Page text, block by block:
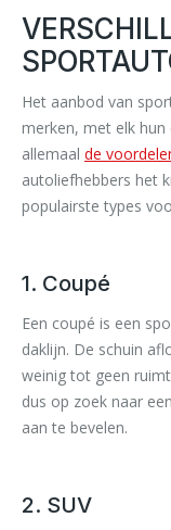
Het aanbod van
merken, met elk hun
allemaal de
autoliefhebbers het
populairste types
1. Coupé
Een coupé is een
daklijn. De schuin
weinig tot geen
dus op zoek naar
aan te bevelen.
2. SUV